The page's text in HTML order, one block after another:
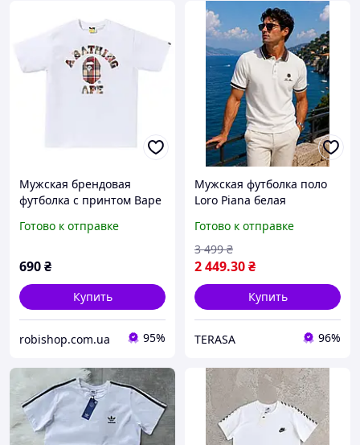
Мужская брендовая
футболка с принтом Bape
Готово к отправке
690₴
Купить
robishop.com.ua 95%
Мужская футболка поло
Loro Piana белая
тенниска Лоро Пиано
премиум на лето
трикотажная футболка с
воротником
Готово к отправке
2 449.30₴
3 499 ₴
Купить
TERASA 96%